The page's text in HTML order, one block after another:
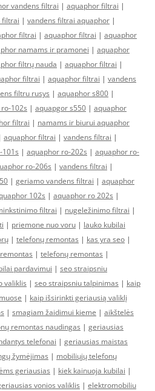
vandens filtrai | aquaphor filtrai |
filtrai | vandens filtrai aquaphor |
filtrai | aquaphor filtrai | aquaphor
namams ir pramonei | aquaphor
filtrų nauda | aquaphor filtrai |
filtrai | aquaphor filtrai | vandens
filtru rusys | aquaphor s800 |
102s | aquapgor s550 | aquaphor
filtrai | namams ir biurui aquaphor
aquaphor filtrai | vandens filtrai |
| aquaphor ro-202s | aquaphor ro-
ro-206s | vandens filtrai |
| geriamo vandens filtrai | aquaphor
102s | aquaphor ro 202s |
filtrai | nugeležinimo filtrai |
| priemone nuo voru | lauko kubilai
| telefonų remontas | kas yra seo |
| telefonų remontas |
pardavimui | seo straipsniu
valiklis | seo straipsniu talpinimas | kaip
| kaip išsirinkti geriausią valiklį
| smagiam žaidimui kieme | aikštelės
remontas naudingas | geriausias
telefonai | geriausias maistas
žymėjimas | mobiliųjų telefonų
geriausias | kiek kainuoja kubilai |
vonios valiklis | elektromobiliu